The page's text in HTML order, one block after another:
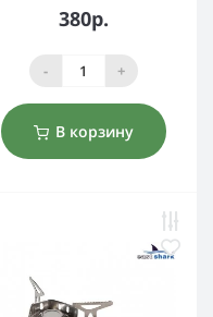
380р.
- +
В корзину